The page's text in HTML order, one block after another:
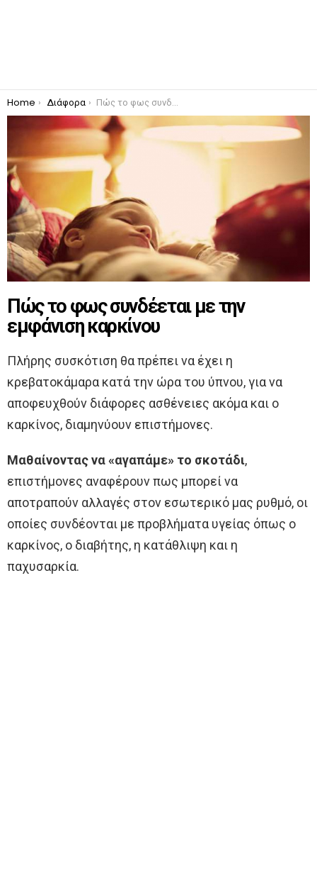
You are here:
Home Διάφορα Πώς το φως συνδέεται με την εμφάνιση καρκίνου
Πώς το φως συνδέεται με την
εμφάνιση καρκίνου
Πλήρης συσκότιση θα πρέπει να έχει η
κρεβατοκάμαρα κατά την ώρα του ύπνου, για να
αποφευχθούν διάφορες ασθένειες ακόμα και ο
καρκίνος, διαμηνύουν επιστήμονες.
Μαθαίνοντας να «αγαπάμε» το σκοτάδι,
επιστήμονες αναφέρουν πως μπορεί να
αποτραπούν αλλαγές στον εσωτερικό μας ρυθμό, οι
οποίες συνδέονται με προβλήματα υγείας όπως ο
καρκίνος, ο διαβήτης, η κατάθλιψη και η
παχυσαρκία.